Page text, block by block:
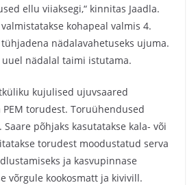
ellu viiaksegi,“ kinnitas Jaadla.
kohapeal valmis 4.
nädalavahetuseks ujuma.
uuel nädalal taimi istutama.
kujulised ujuvsaared
torudest. Toruühendused
põhjaks kasutatakse kala- või
torudest moodustatud serva
ja kasvupinnase
võrgule kookosmatt ja kivivill.